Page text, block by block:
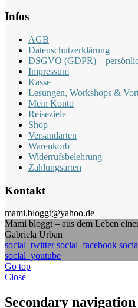
Infos
AGB
Datenschutzerklärung
DSGVO (GDPR) –
Impressum
Kasse
Lesungen, Workshops &
Mein Konto
Reiseziele
Shop
Versandarten
Warenkorb
Widerrufsbelehrung
Zahlungsarten
Kontakt
mami.bloggt@yahoo.de
Mami bloggt – aus dem Leben
Gabriela Urban
social_twittersocial_facebook
social_youtube
Go top
Close
Secondary navigation